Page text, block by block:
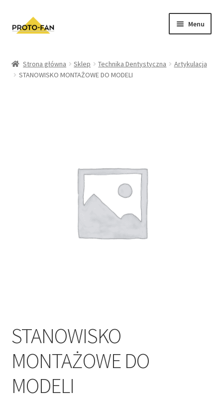
Menu
Kursy Stomatologiczne
Strona główna Sklep Technika Dentystyczna
Artykulacja
STANOWISKO MONTAŻOWE DO MODELI
STANOWISKO
MONTAŻOWE DO
MODELI